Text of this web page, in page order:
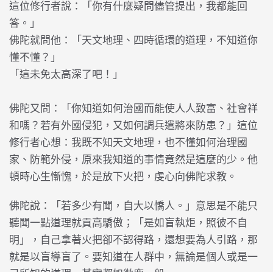
這位修行者說：「你有什麼疑問儘管提出，我都能回
答。」
佛陀就問他：「天文地理、四時循環的道理，不知道你
懂不懂？」
「這未免太高深了吧！」
佛陀又問：「你知道如何治國而能使人人致富、社會祥
和嗎？若有外國侵犯，又如何調兵遣將來防患？」這位
修行者心想：我既不知天文地理，也不懂如何治理國
家、防範外侵，原來我知道的事情竟然是這麼的少。他
頓時心生慚愧，於是放下火把，虔心向佛陀求教。
佛陀說：「若多少有聞，自大以憍人。」意思是不能只
聽聞一點道理就貢高驕傲；「是如盲執炬，照彼不自
明」，自己拿著火把卻不認得路，還想要為人引路，那
就是以盲導盲了。要知道在人群中，無論是個人或是一